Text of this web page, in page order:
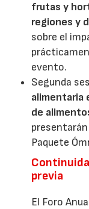
frutas y
regiones y
sobre el
evento.
Segunda
alimentaria
de
Paquete
previa
El Foro